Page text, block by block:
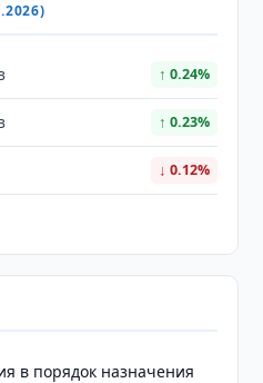
↑ 0.24%
↑ 0.23%
↓ 0.12%
в порядок назначения